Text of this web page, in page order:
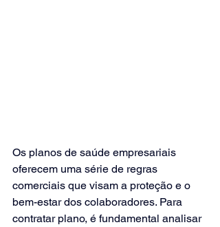
Os planos de saúde empresariais
oferecem uma série de regras
comerciais que visam a proteção e o
bem-estar dos colaboradores. Para
contratar plano, é fundamental analisar